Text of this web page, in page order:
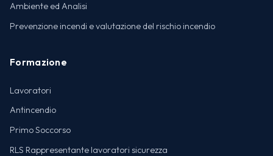
Ambiente ed Analisi
Prevenzione incendi e valutazione del rischio incendio
Formazione
Lavoratori
Antincendio
Primo Soccorso
RLS Rappresentante lavoratori sicurezza